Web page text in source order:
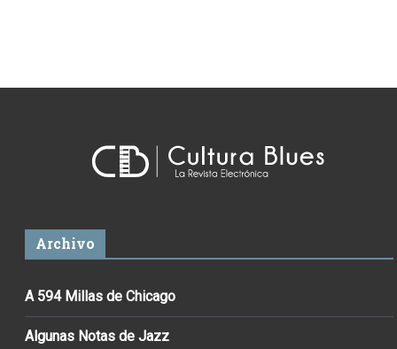
Archivo
A 594 Millas de Chicago
Algunas Notas de Jazz